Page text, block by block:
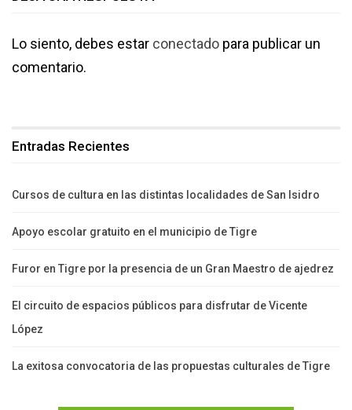
Lo siento, debes estar conectado para publicar un
comentario.
Entradas Recientes
Cursos de cultura en las distintas localidades de San Isidro
Apoyo escolar gratuito en el municipio de Tigre
Furor en Tigre por la presencia de un Gran Maestro de ajedrez
El circuito de espacios públicos para disfrutar de Vicente
López
La exitosa convocatoria de las propuestas culturales de Tigre